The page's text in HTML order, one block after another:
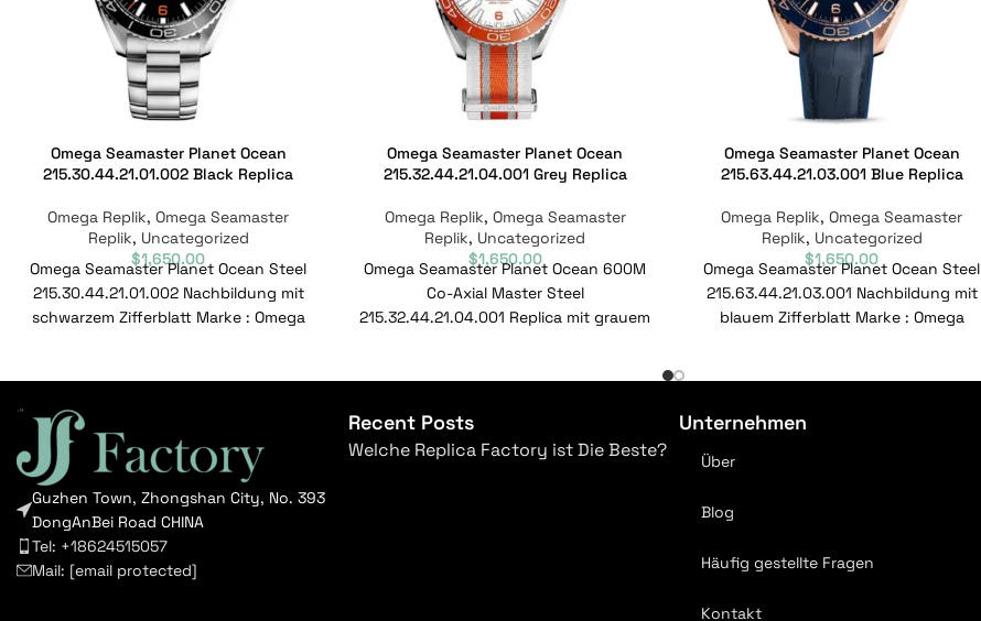
Omega Seamaster Planet Ocean
215.30.44.21.01.002 Black Replica
Omega Replik,Omega Seamaster
Replik, Uncategorized
$1,650.00
Omega Seamaster Planet Ocean Steel
215.30.44.21.01.002 Nachbildung mit
schwarzem Zifferblatt Marke : Omega
Omega Seamaster Planet Ocean
215.32.44.21.04.001 Grey Replica
Omega Replik, Omega Seamaster
Replik, Uncategorized
$1,650.00
Omega Seamaster Planet Ocean 600M
Co-Axial Master Steel
215.32.44.21.04.001 Replica mit grauem
Omega Seamaster Planet Ocean
215.63.44.21.03.001 Blue Replica
Omega Replik,Omega Seamaster
Replik, Uncategorized
$1,650.00
Omega Seamaster Planet Ocean Steel
215.63.44.21.03.001 Nachbildung mit
blauem Zifferblatt Marke : Omega
Guzhen Town, Zhongshan City, No. 393
DongAnBei Road CHINA
Tel: +18624515057
Mail: [email protected]
Recent Posts
Welche Replica Factory ist Die Beste?
Unternehmen
Über
Blog
Häufig gestellte Fragen
Kontakt